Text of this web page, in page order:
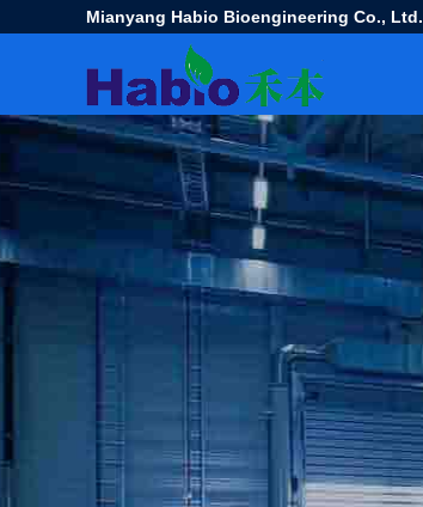
Mianyang Habio Bioengineering Co., Ltd.